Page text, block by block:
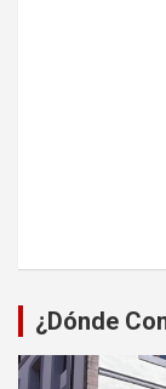
¿Dónde